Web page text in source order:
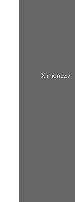
Ximenez